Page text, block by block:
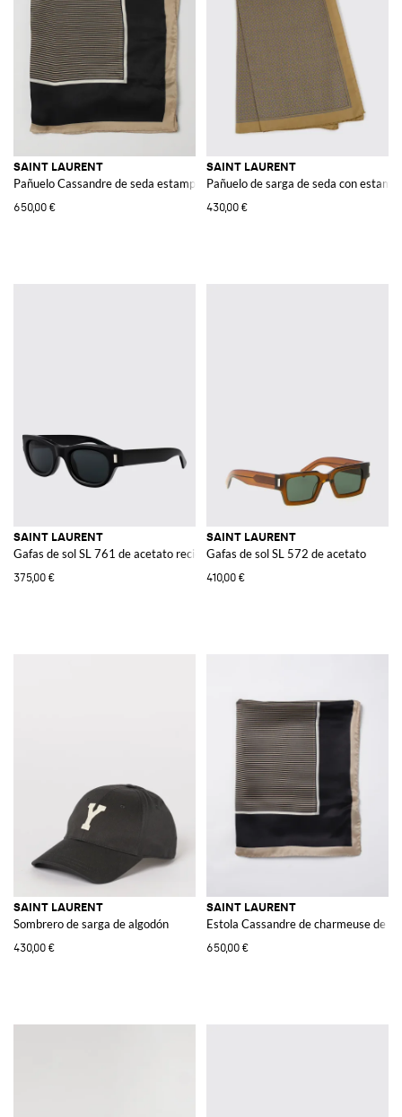
SAINT LAURENT
Pañuelo Cassandre de seda estampada
650,00 €
SAINT LAURENT
Pañuelo de sarga de seda con
430,00 €
SAINT LAURENT
Gafas de sol SL 761 de acetato reciclado
375,00 €
SAINT LAURENT
Gafas de sol SL 572 de acetato
410,00 €
SAINT LAURENT
Sombrero de sarga de algodón
430,00 €
SAINT LAURENT
Estola Cassandre de charmeuse de
650,00 €